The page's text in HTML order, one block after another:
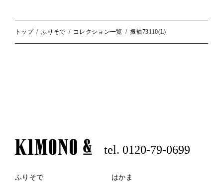
トップ ふりそで コレクション一覧 振袖73110(L)
tel. 0120-79-0699
ふりそで
はかま